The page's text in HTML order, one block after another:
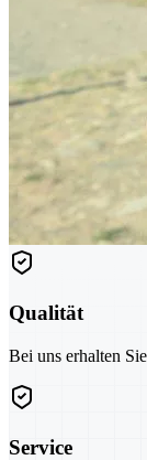
Qualität
Bei uns erhalten
Service